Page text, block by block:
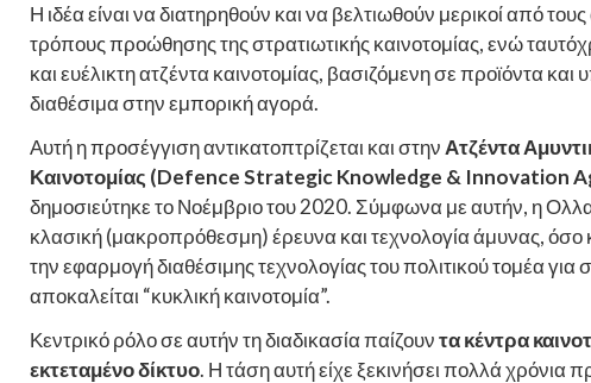
Η ιδέα είναι να διατηρηθούν και να βελτιωθούν μερικοί από
τρόπους προώθησης της στρατιωτικής καινοτομίας, ενώ
και ευέλικτη ατζέντα καινοτομίας, βασιζόμενη σε προϊόντα και
διαθέσιμα στην εμπορική αγορά.
Αυτή η προσέγγιση αντικατοπτρίζεται και στην Ατζέντα
Καινοτομίας (Defence Strategic Knowledge & Innovation
δημοσιεύτηκε το Νοέμβριο του 2020. Σύμφωνα με αυτήν, η
κλασική (μακροπρόθεσμη) έρευνα και τεχνολογία άμυνας, όσο
την εφαρμογή διαθέσιμης τεχνολογίας του πολιτικού τομέα
αποκαλείται “κυκλική καινοτομία”.
Κεντρικό ρόλο σε αυτήν τη διαδικασία παίζουντα κέντρα
εκτεταμένο δίκτυο. Η τάση αυτή είχε ξεκινήσει πολλά χρόνια